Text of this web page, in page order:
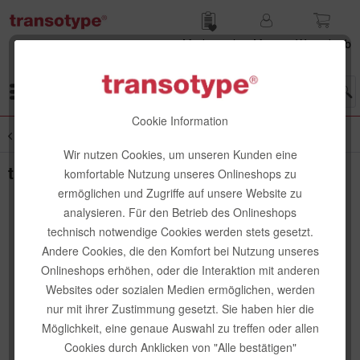
Merk­zettel
Mein
Waren­korb
Cookie Information
Wir nutzen Cookies, um unseren Kunden eine
komfortable Nutzung unseres Onlineshops zu
ermöglichen und Zugriffe auf unsere Website zu
analysieren. Für den Betrieb des Onlineshops
technisch notwendige Cookies werden stets gesetzt.
Andere Cookies, die den Komfort bei Nutzung unseres
Onlineshops erhöhen, oder die Interaktion mit anderen
Websites oder sozialen Medien ermöglichen, werden
nur mit ihrer Zustimmung gesetzt. Sie haben hier die
Möglichkeit, eine genaue Auswahl zu treffen oder allen
Cookies durch Anklicken von "Alle bestätigen"
transotype senseBag Shopper